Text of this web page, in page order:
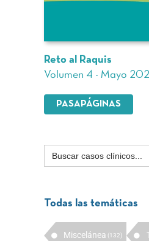
Reto al Raquis
Volumen 4 - Mayo
PASAPÁGINAS
Buscar:
Todas las temáticas
Miscelánea (132)